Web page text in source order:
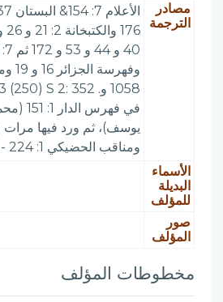
مصادر
الترجمة
في
يوسف)، ثم ورد فيها
ومناقب الحضيكي 1: 224 - 232
الأسماء
البديلة
للمؤلف
صور
المؤلف
مخطوطات المؤلف